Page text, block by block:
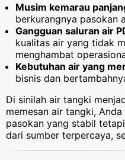
Musim kemarau
berkurangnya pasokan
Gangguan saluran air
kualitas air yang tidak
menghambat
Kebutuhan air yang
bisnis dan
Di sinilah air tangki
memesan air tangki,
pasokan yang stabil
dari sumber terpercaya,